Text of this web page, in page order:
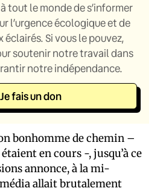
tout le monde de s’informer
l’urgence écologique et de
Si vous le pouvez,
soutenir notre travail dans
notre indépendance.
Je fais un don
bonhomme de chemin –
en cours -, jusqu’à ce
annonce, à la mi-
allait brutalement